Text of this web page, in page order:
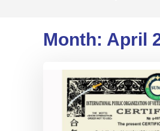
Month: April